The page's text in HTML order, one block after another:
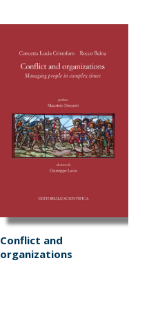
Conflict and
organizations